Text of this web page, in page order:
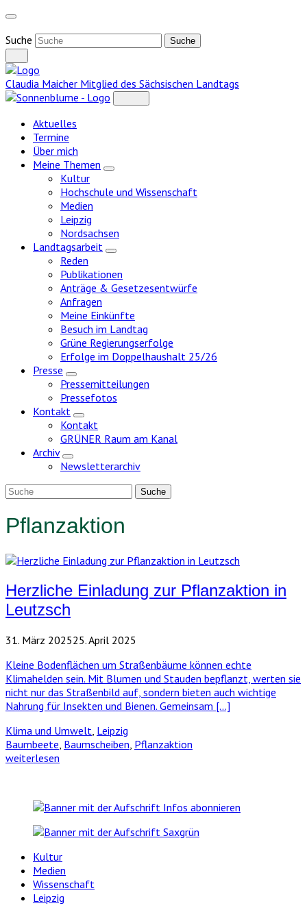
Weiter
Inhalt
Suche
Claudia Maicher Mitglied des Sächsischen Landtags
Aktuelles
Termine
Über mich
Meine Themen
Zeige
Kultur
Hochschule und Wissenschaft
Medien
Leipzig
Nordsachsen
Landtagsarbeit
Zeige
Reden
Publikationen
Anträge & Gesetzesentwürfe
Anfragen
Meine Einkünfte
Besuch im Landtag
Grüne Regierungserfolge
Erfolge im Doppelhaushalt 25/26
Presse
Zeige
Untermenü
Pressemitteilungen
Pressefotos
Kontakt
Zeige
Untermenü
Kontakt
GRÜNER Raum am Kanal
Archiv
Zeige
Untermenü
Newsletterarchiv
Pflanzaktion
Herzliche Einladung zur Pflanzaktion in
Leutzsch
31. März 202525. April 2025
Kleine Bodenflächen um Straßenbäume können echte
Klimahelden sein. Mit Blumen und Stauden bepflanzt, werten sie
nicht nur das Straßenbild auf, sondern bieten auch wichtige
Nahrung für Insekten und Bienen. Gemeinsam […]
Klima und Umwelt Leipzig
Baumbeete Baumscheiben Pflanzaktion
weiterlesen
Kultur
Medien
Wissenschaft
Leipzig